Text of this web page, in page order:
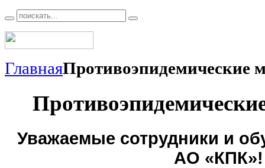
ГлавнаяПротивоэпидемические
Уважаемые сотрудники и
АО «КПК»!